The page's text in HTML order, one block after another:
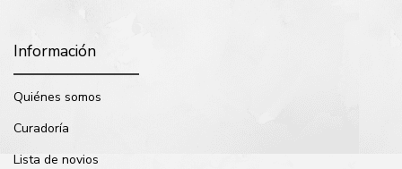
Información
Quiénes somos
Curadoría
Lista de novios